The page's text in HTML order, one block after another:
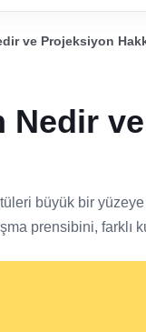
ve Projeksiyon
büyük bir
prensibini, farklı